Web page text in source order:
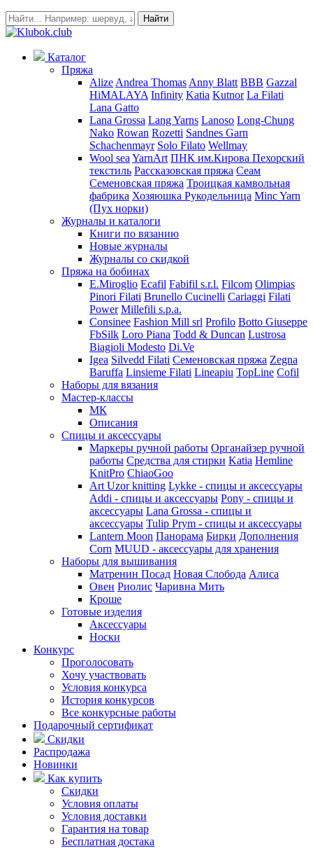
Найти
Каталог
Пряжа
Alize Andrea Thomas Anny Blatt BBB Gazzal
HiMALAYA Infinity Katia Kutnor La Filati
Lana Gatto
Lana Grossa Lang Yarns Lanoso Long-Chung
Nako Rowan Rozetti Sandnes Garn
Schachenmayr Solo Filato Wellmay
Wool sea YarnArt ПНК им.Кирова Пехорский
текстиль Рассказовская пряжа Сеам
Семеновская пряжа Троицкая камвольная
фабрика Хозяюшка Рукодельница Minc Yarn
(Пух норки)
Журналы и каталоги
Книги по вязанию
Новые журналы
Журналы со скидкой
Пряжа на бобинах
E.Miroglio Ecafil Fabifil s.r.l. Filcom Olimpias
Pinori Filati Brunello Cucinelli Cariaggi Filati
Power Millefili s.p.a.
Consinee Fashion Mill srl Profilo Botto Giuseppe
FbSilk Loro Piana Todd & Duncan Lustrosa
Biagioli Modesto Di.Ve
Igea Silvedd Filati Семеновская пряжа Zegna
Baruffa Linsieme Filati Lineapiu TopLine Cofil
Наборы для вязания
Мастер-классы
МК
Описания
Спицы и аксессуары
Маркеры ручной работы Органайзер ручной
работы Средства для стирки Katia Hemline
KnitPro ChiaoGoo
Art Uzor knitting Lykke - спицы и аксессуары
Addi - спицы и аксессуары Pony - спицы и
аксессуары Lana Grossa - спицы и
аксессуары Tulip Prym - спицы и аксессуары
Lantern Moon Панорама Бирки Дополнения
Corn MUUD - аксессуары для хранения
Наборы для вышивания
Матренин Посад Новая Слобода Алиса
Овен Риолис Чаривна Мить
Кроше
Готовые изделия
Аксессуары
Носки
Конкурс
Проголосовать
Хочу участвовать
Условия конкурса
История конкурсов
Все конкурсные работы
Подарочный сертификат
Скидки
Распродажа
Новинки
Как купить
Скидки
Условия оплаты
Условия доставки
Гарантия на товар
Бесплатная достака